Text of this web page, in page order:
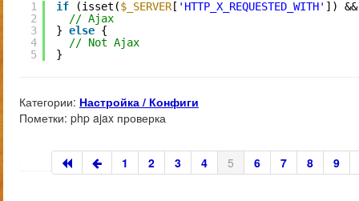
1
2
3
4
5
if (isset($_SERVER [ 'HTTP_X_REQUESTED_WITH' ])
// Ajax
} else {
// Not Ajax
}
Категории: Настройка / Конфиги
Пометки: php ajax проверка
1 2 3 4 5 6 7 8 9